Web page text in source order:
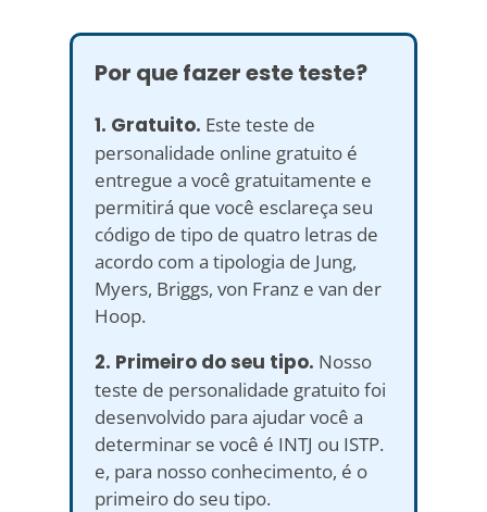
Por que fazer este teste?
1. Gratuito. Este teste de
personalidade online gratuito é
entregue a você gratuitamente e
permitirá que você esclareça seu
código de tipo de quatro letras de
acordo com a tipologia de Jung,
Myers, Briggs, von Franz e van der
Hoop.
2. Primeiro do seu tipo. Nosso
teste de personalidade gratuito foi
desenvolvido para ajudar você a
determinar se você é INTJ ou ISTP.
e, para nosso conhecimento, é o
primeiro do seu tipo.